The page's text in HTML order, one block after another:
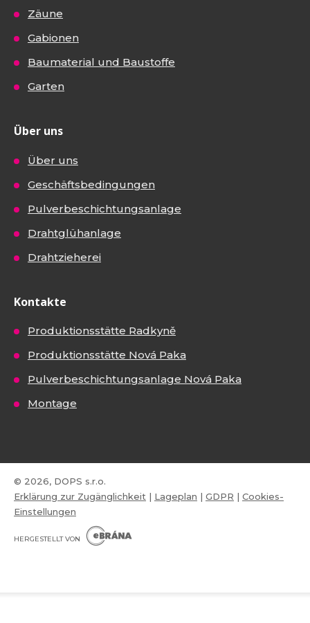
Zäune
Gabionen
Baumaterial und Baustoffe
Garten
Über uns
Über uns
Geschäftsbedingungen
Pulverbeschichtungsanlage
Drahtglühanlage
Drahtzieherei
Kontakte
Produktionsstätte Radkyně
Produktionsstätte Nová Paka
Pulverbeschichtungsanlage Nová Paka
Montage
© 2026, DOPS s.r.o.
Erklärung zur Zugänglichkeit | Lageplan | GDPR | Cookies-
Einstellungen
HERGESTELLT VON
B